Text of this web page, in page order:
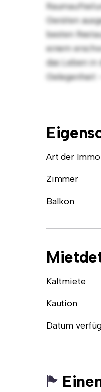
Geräten
besten
einem
das Leben in
Gelegenheit
Art der
Zimmer
Balkon
Kaltmiete
Kaution
Datum